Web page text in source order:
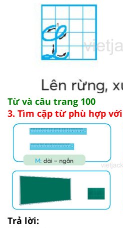
Từ và câu trang 100
3. Tìm cặp từ phù hợp
Trả lời: